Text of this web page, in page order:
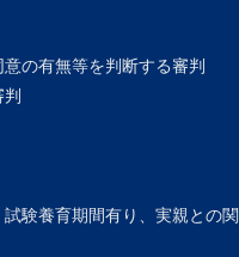
の有無等を判断する審判
験養育期間有り、実親との